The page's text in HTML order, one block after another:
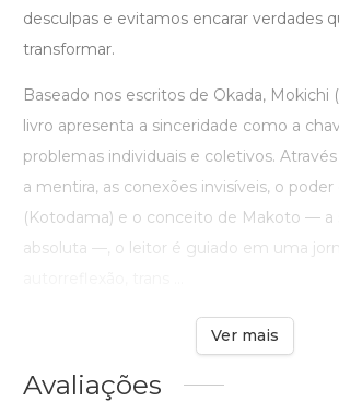
desculpas e evitamos encarar verdades
transformar.
Baseado nos escritos de Okada, Mokichi
livro apresenta a sinceridade como a
problemas individuais e coletivos.
a mentira, as conexões invisíveis, o poder
(Kotodama) e o conceito de Makoto — a
absoluta —, o leitor é guiado em uma
Ver mais
Avaliações